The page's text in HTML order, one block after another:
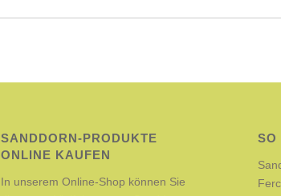
SANDDORN-PRODUKTE
ONLINE KAUFEN
In unserem Online-Shop können Sie
SO